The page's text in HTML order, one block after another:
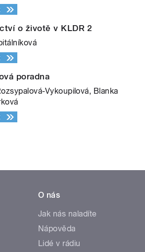
o životě v KLDR 2
poradna
Vykoupilová, Blanka
O nás
Jak nás naladíte
Nápověda
Lidé v rádiu